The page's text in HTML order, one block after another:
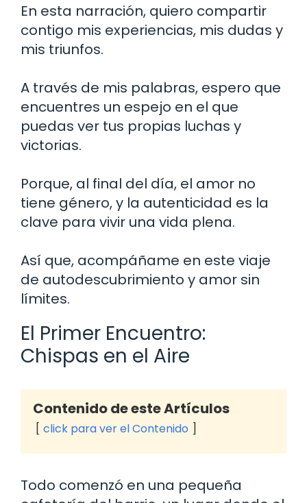
En esta narración, quiero compartir
contigo mis experiencias, mis dudas y
mis triunfos.
A través de mis palabras, espero que
encuentres un espejo en el que
puedas ver tus propias luchas y
victorias.
Porque, al final del día, el amor no
tiene género, y la autenticidad es la
clave para vivir una vida plena.
Así que, acompáñame en este viaje
de autodescubrimiento y amor sin
límites.
El Primer Encuentro:
Chispas en el Aire
Contenido de este Artículos
click para ver el Contenido
Todo comenzó en una pequeña